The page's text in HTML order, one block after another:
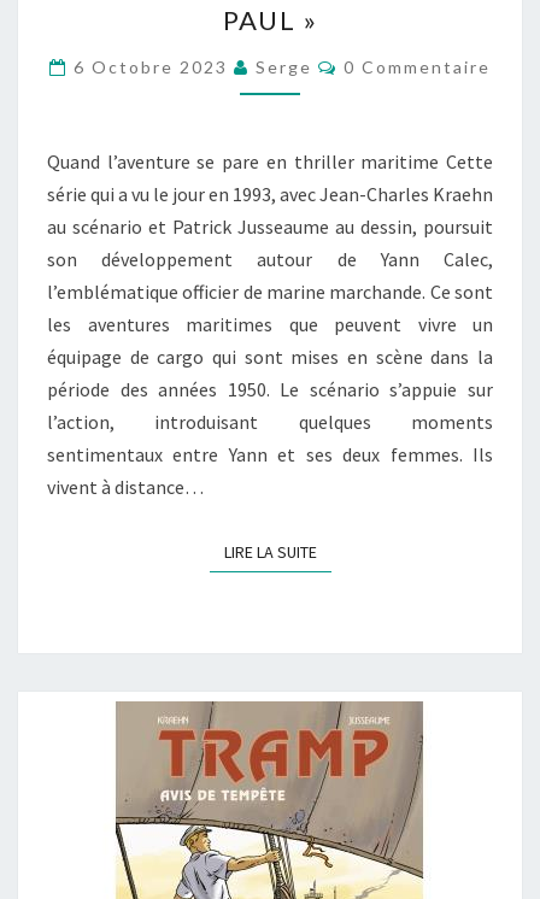
ROBERTO
ZAGHI,
TRAMP
T.13
:
« LES
CAPTIFS
DE
SAINT
PAUL »
PAUL »
6 Octobre 2023 Serge Commentaires
0 Commentaire
Quand l’aventure se pare en thriller maritime Cette
série qui a vu le jour en 1993, avec Jean-Charles Kraehn
au scénario et Patrick Jusseaume au dessin, poursuit
son développement autour de Yann Calec,
l’emblématique officier de marine marchande. Ce sont
les aventures maritimes que peuvent vivre un
équipage de cargo qui sont mises en scène dans la
période des années 1950. Le scénario s’appuie sur
l’action, introduisant quelques moments
sentimentaux entre Yann et ses deux femmes. Ils
vivent à distance…
LIRE LA SUITELIRE LA SUITE